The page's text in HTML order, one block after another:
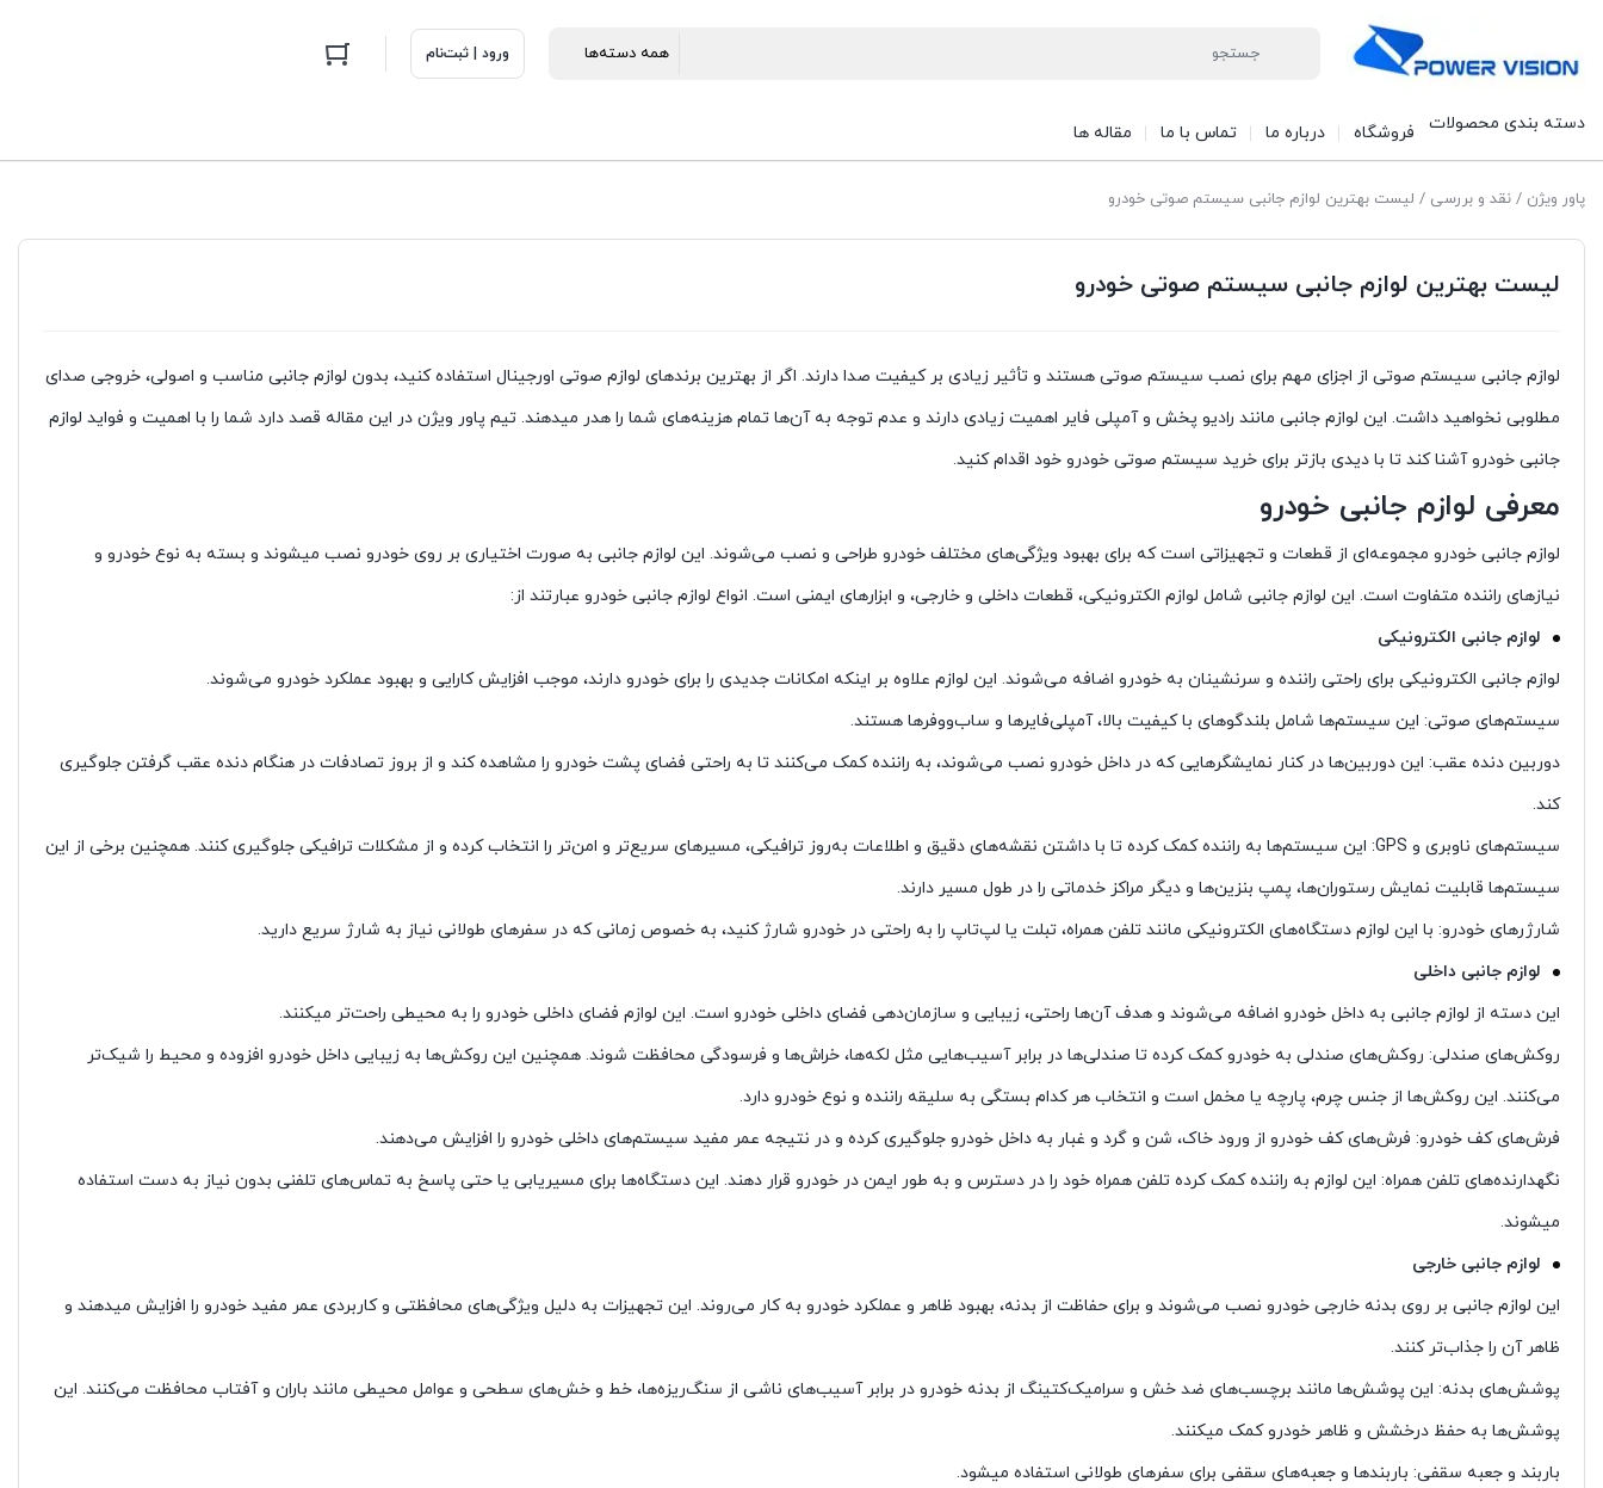
ورود | ثبت‌نام
دسته بندی محصولات فروشگاه درباره ما تماس با ما مقاله ها
پاور ویژن / نقد و بررسی / لیست بهترین لوازم جانبی سیستم صوتی خودرو
لیست بهترین لوازم جانبی سیستم صوتی خودرو
لوازم جانبی سیستم صوتی از اجزای مهم برای نصب سیستم صوتی هستند و تأثیر زیادی بر کیفیت صدا دارند. اگر از بهترین برندهای لوازم صوتی اورجینال استفاده کنید، بدون لوازم جانبی مناسب و اصولی، خروجی صدای
مطلوبی نخواهید داشت. این لوازم جانبی مانند رادیو پخش و آمپلی فایر اهمیت زیادی دارند و عدم توجه به آن‌ها تمام هزینه‌های شما را هدر میدهند. تیم پاور ویژن در این مقاله قصد دارد شما را با اهمیت و فواید لوازم
جانبی خودرو آشنا کند تا با دیدی بازتر برای خرید سیستم صوتی خودرو خود اقدام کنید.
معرفی لوازم جانبی خودرو
لوازم جانبی خودرو مجموعه‌ای از قطعات و تجهیزاتی است که برای بهبود ویژگی‌های مختلف خودرو طراحی و نصب می‌شوند. این لوازم جانبی به صورت اختیاری بر روی خودرو نصب میشوند و بسته به نوع خودرو و
نیازهای راننده متفاوت است. این لوازم جانبی شامل لوازم الکترونیکی، قطعات داخلی و خارجی، و ابزارهای ایمنی است. انواع لوازم جانبی خودرو عبارتند از:
لوازم جانبی الکترونیکی
لوازم جانبی الکترونیکی برای راحتی راننده و سرنشینان به خودرو اضافه می‌شوند. این لوازم علاوه بر اینکه امکانات جدیدی را برای خودرو دارند، موجب افزایش کارایی و بهبود عملکرد خودرو می‌شوند.
سیستم‌های صوتی: این سیستم‌ها شامل بلندگوهای با کیفیت بالا، آمپلی‌فایرها و ساب‌ووفرها هستند.
دوربین دنده عقب: این دوربین‌ها در کنار نمایشگرهایی که در داخل خودرو نصب می‌شوند، به راننده کمک می‌کنند تا به راحتی فضای پشت خودرو را مشاهده کند و از بروز تصادفات در هنگام دنده عقب گرفتن جلوگیری
کند.
سیستم‌های ناوبری و GPS: این سیستم‌ها به راننده کمک کرده تا با داشتن نقشه‌های دقیق و اطلاعات به‌روز ترافیکی، مسیرهای سریع‌تر و امن‌تر را انتخاب کرده و از مشکلات ترافیکی جلوگیری کنند. همچنین برخی از این
سیستم‌ها قابلیت نمایش رستوران‌ها، پمپ بنزین‌ها و دیگر مراکز خدماتی را در طول مسیر دارند.
شارژرهای خودرو: با این لوازم دستگاه‌های الکترونیکی مانند تلفن همراه، تبلت یا لپ‌تاپ را به راحتی در خودرو شارژ کنید، به خصوص زمانی که در سفرهای طولانی نیاز به شارژ سریع دارید.
لوازم جانبی داخلی
این دسته از لوازم جانبی به داخل خودرو اضافه می‌شوند و هدف آن‌ها راحتی، زیبایی و سازمان‌دهی فضای داخلی خودرو است. این لوازم فضای داخلی خودرو را به محیطی راحت‌تر میکنند.
روکش‌های صندلی: روکش‌های صندلی به خودرو کمک کرده تا صندلی‌ها در برابر آسیب‌هایی مثل لکه‌ها، خراش‌ها و فرسودگی محافظت شوند. همچنین این روکش‌ها به زیبایی داخل خودرو افزوده و محیط را شیک‌تر
می‌کنند. این روکش‌ها از جنس چرم، پارچه یا مخمل است و انتخاب هر کدام بستگی به سلیقه راننده و نوع خودرو دارد.
فرش‌های کف خودرو: فرش‌های کف خودرو از ورود خاک، شن و گرد و غبار به داخل خودرو جلوگیری کرده و در نتیجه عمر مفید سیستم‌های داخلی خودرو را افزایش می‌دهند.
نگهدارنده‌های تلفن همراه: این لوازم به راننده کمک کرده تلفن همراه خود را در دسترس و به طور ایمن در خودرو قرار دهند. این دستگاه‌ها برای مسیریابی یا حتی پاسخ به تماس‌های تلفنی بدون نیاز به دست استفاده
میشوند.
لوازم جانبی خارجی
این لوازم جانبی بر روی بدنه خارجی خودرو نصب می‌شوند و برای حفاظت از بدنه، بهبود ظاهر و عملکرد خودرو به کار می‌روند. این تجهیزات به دلیل ویژگی‌های محافظتی و کاربردی عمر مفید خودرو را افزایش میدهند و
ظاهر آن را جذاب‌تر کنند.
پوشش‌های بدنه: این پوشش‌ها مانند برچسب‌های ضد خش و سرامیک‌کتینگ از بدنه خودرو در برابر آسیب‌های ناشی از سنگ‌ریزه‌ها، خط و خش‌های سطحی و عوامل محیطی مانند باران و آفتاب محافظت می‌کنند. این
پوشش‌ها به حفظ درخشش و ظاهر خودرو کمک میکنند.
باربند و جعبه سقفی: باربندها و جعبه‌های سقفی برای سفرهای طولانی استفاده میشود.